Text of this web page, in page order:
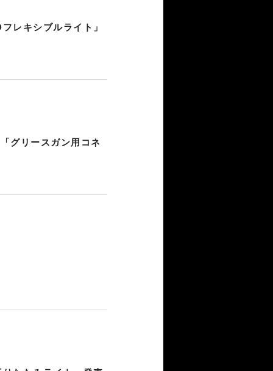
レキシブルライト」
グリースガン用コネ